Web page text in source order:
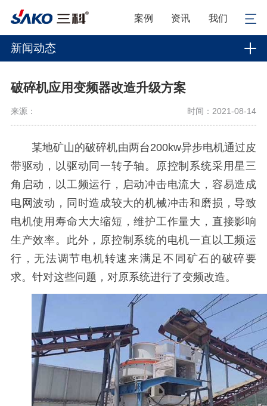
案例 资讯 我们
新闻动态
破碎机应用变频器改造升级方案
来源： 时间：2021-08-14
某地矿山的破碎机由两台200kw异步电机通过皮
带驱动，以驱动同一转子轴。原控制系统采用星三
角启动，以工频运行，启动冲击电流大，容易造成
电网波动，同时造成较大的机械冲击和磨损，导致
电机使用寿命大大缩短，维护工作量大，直接影响
生产效率。此外，原控制系统的电机一直以工频运
行，无法调节电机转速来满足不同矿石的破碎要
求。针对这些问题，对原系统进行了变频改造。